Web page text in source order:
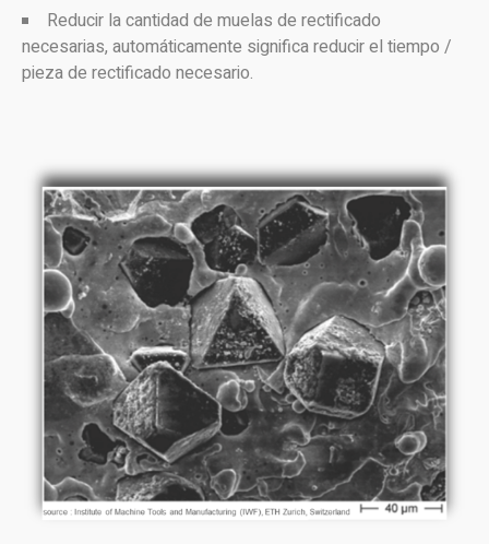
Reducir la cantidad de muelas de rectificado
necesarias, automáticamente significa reducir el tiempo /
pieza de rectificado necesario.